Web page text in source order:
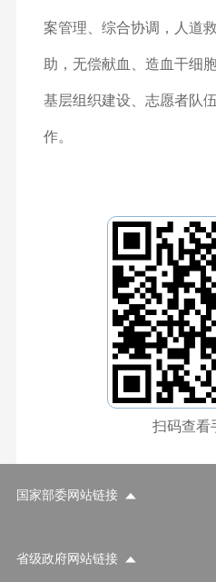
案管理、综合协调，人道
助，无偿献血、造血干细
基层组织建设、志愿者队
作。
扫码查看
国家部委网站链接
省级政府网站链接